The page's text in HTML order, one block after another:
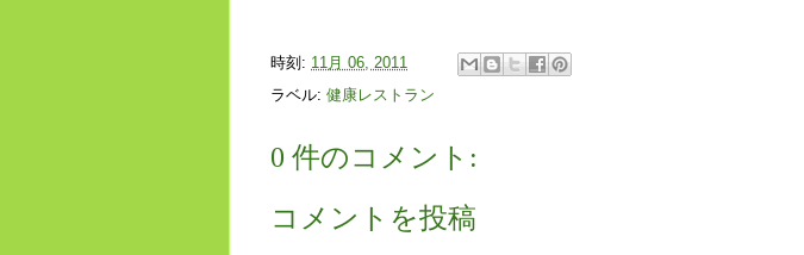
時刻: 11月 06, 2011
ラベル: 健康レストラン
0 件のコメント:
コメントを投稿